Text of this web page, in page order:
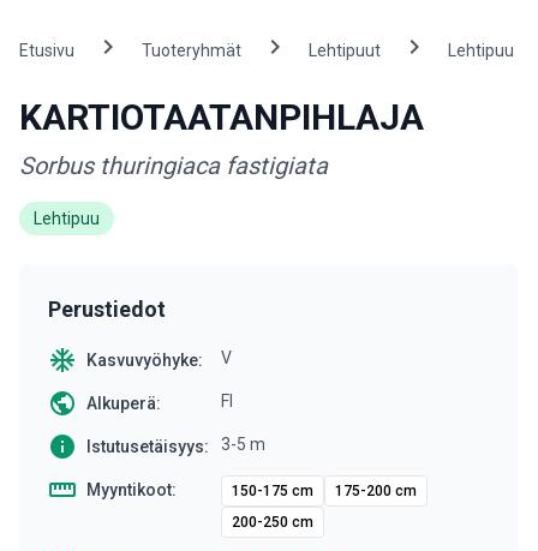
Etusivu chevron_right Tuoteryhmät chevron_right Lehtipuut chevron_right Lehtipuu
KARTIOTAATANPIHLAJA
Sorbus thuringiaca fastigiata
Lehtipuu
Perustiedot
ac_unit Kasvuvyöhyke: V
public Alkuperä: FI
info Istutusetäisyys: 3-5 m
straighten Myyntikoot: 150-175 cm
175-200 cm
200-250 cm